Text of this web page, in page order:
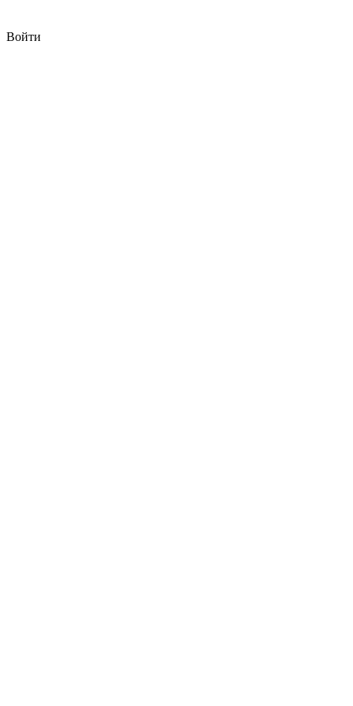
Войти